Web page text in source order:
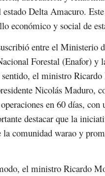
estado Delta Amacuro.
económico y social de
entre el Ministerio
Forestal (Enafor) y
el ministro
Nicolás Maduro,
en 60 días,
destacar que la
la comunidad warao y
el ministro Ricardo